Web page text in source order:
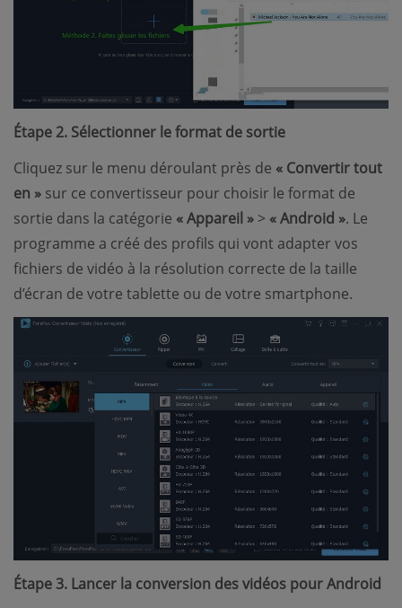
Étape 2. Sélectionner le format de sortie
Cliquez sur le menu déroulant près de « Convertir tout
en » sur ce convertisseur pour choisir le format de
sortie dans la catégorie « Appareil » > « Android ». Le
programme a créé des profils qui vont adapter vos
fichiers de vidéo à la résolution correcte de la taille
d’écran de votre tablette ou de votre smartphone.
Étape 3. Lancer la conversion des vidéos pour Android